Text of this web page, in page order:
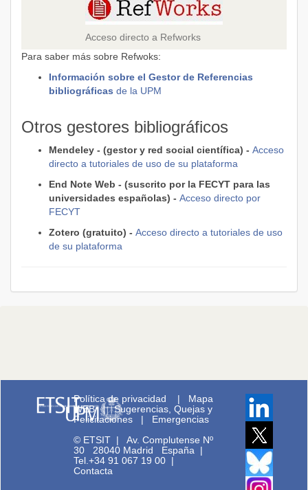
Acceso directo a Refworks
Para saber más sobre Refwoks:
Información sobre el Gestor de Referencias
bibliográficas de la UPM
Otros gestores bibliográficos
Mendeley - (gestor y red social científica) - Acceso
directo a tutoriales de uso de su plataforma
End Note Web - (suscrito por la FECYT para las
universidades españolas) - Acceso directo por
FECYT
Zotero (gratuito) - Acceso directo a tutoriales de uso
de su plataforma
Política de privacidad | Mapa
WEB|Sugerencias, Quejas y
Felicitaciones | Emergencias
© ETSIT |Av. Complutense Nº
30 28040 Madrid España |
Tel.+34 91 067 19 00 |
Contacta